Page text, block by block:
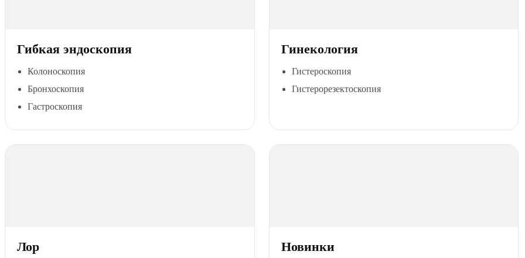
Гибкая эндоскопия
Колоноскопия
Бронхоскопия
Гастроскопия
Гинекология
Гистероскопия
Гистерорезектоскопия
Лор Новинки